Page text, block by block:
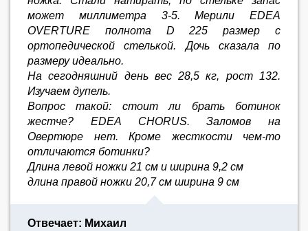
может миллиметра 3-5. Мерили EDEA
OVERTURE полнота D 225 размер с
ортопедической стелькой. Дочь сказала по
размеру идеально.
На сегодняшний день вес 28,5 кг, рост 132.
Изучаем дупель.
Вопрос такой: стоит ли брать ботинок
жестче? EDEA CHORUS. Заломов на
Овертюре нет. Кроме жесткости чем-то
отличаются ботинки?
Длина левой ножки 21 см и ширина 9,2 см
длина правой ножки 20,7 см ширина 9 см
Отвечает: Михаил